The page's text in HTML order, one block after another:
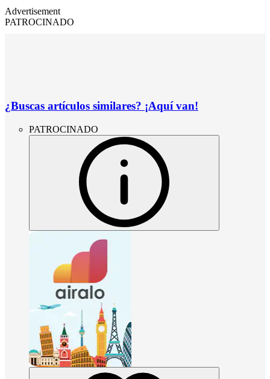
Advertisement
PATROCINADO
¿Buscas artículos similares? ¡Aquí van!
PATROCINADO